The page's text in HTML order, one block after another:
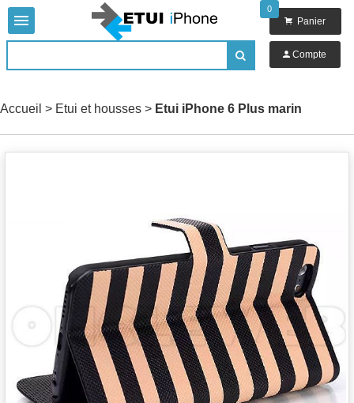


0
 Panier
 Compte
Accueil > Etui et housses > Etui iPhone 6 Plus marin